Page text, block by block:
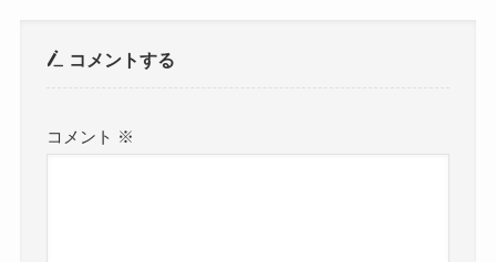
コメントする
コメント ※